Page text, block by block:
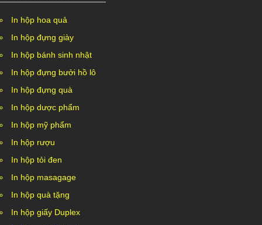
In hộp hoa quả
In hộp đựng giày
In hộp bánh sinh nhật
In hộp đựng bưởi hồ lô
In hộp đựng quà
In hộp dược phẩm
In hộp mỹ phẩm
In hộp rượu
In hộp tỏi đen
In hộp masagage
In hộp quà tặng
In hộp giấy Duplex